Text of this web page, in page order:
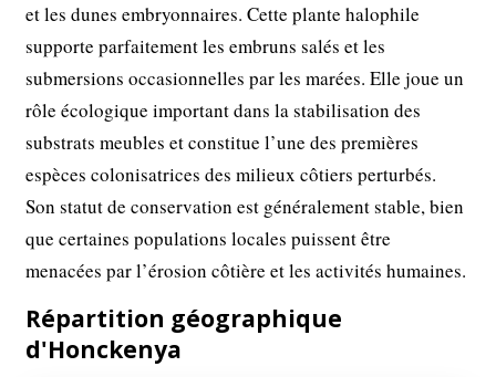
et les dunes embryonnaires. Cette plante halophile
supporte parfaitement les embruns salés et les
submersions occasionnelles par les marées. Elle joue un
rôle écologique important dans la stabilisation des
substrats meubles et constitue l’une des premières
espèces colonisatrices des milieux côtiers perturbés.
Son statut de conservation est généralement stable, bien
que certaines populations locales puissent être
menacées par l’érosion côtière et les activités humaines.
Répartition géographique
d'Honckenya